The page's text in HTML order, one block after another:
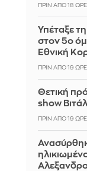
ΠΡΙΝ ΑΠΌ 18
Υπέταξε
στον 5ο
Εθνική
ΠΡΙΝ ΑΠΌ 19
Θετική
show
ΠΡΙΝ ΑΠΌ 19